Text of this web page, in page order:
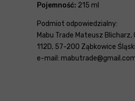
Pojemność: 215 ml
Podmiot odpowiedzialny:
Mabu Trade Mateusz Blicharz,
112D, 57-200 Ząbkowice
e-mail: